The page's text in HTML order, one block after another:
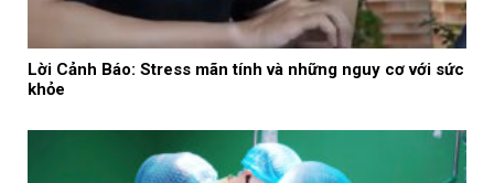
Lời Cảnh Báo: Stress mãn tính và những nguy cơ với sức
khỏe